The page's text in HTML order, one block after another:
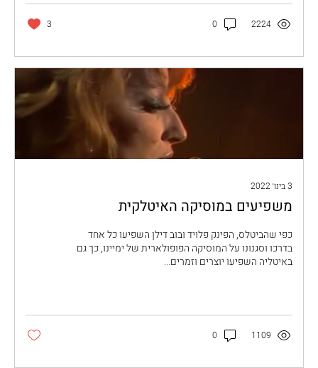
2224
0
3
3 בינו׳ 2022
משפיעים במוסיקה האיטלקית
כפי שהביטלס, הפינק פלויד ובוב דילן השפיעו כל אחד
בדרכו וסגנונו על המוסיקה הפופולארית של ימיינו, כך גם
באיטליה השפיעו יוצרים וזמרים...
1109
0